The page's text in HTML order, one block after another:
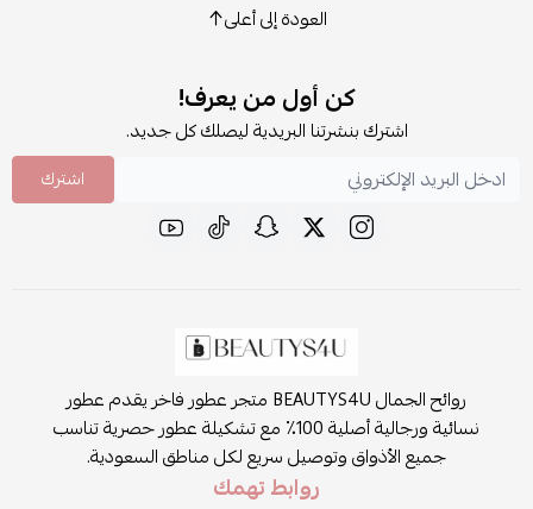
العودة إلى أعلى
كن أول من يعرف!
اشترك بنشرتنا البريدية ليصلك كل جديد.
اشترك
روائح الجمال BEAUTYS4U متجر عطور فاخر يقدم عطور
نسائية ورجالية أصلية 100٪ مع تشكيلة عطور حصرية تناسب
جميع الأذواق وتوصيل سريع لكل مناطق السعودية.
روابط تهمك